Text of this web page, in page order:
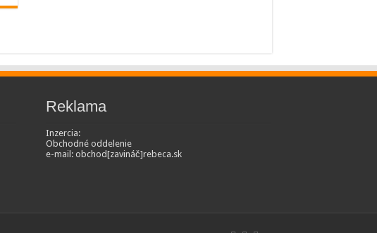
Reklama
Inzercia:
Obchodné oddelenie
e-mail: obchod[zavináč]rebeca.sk